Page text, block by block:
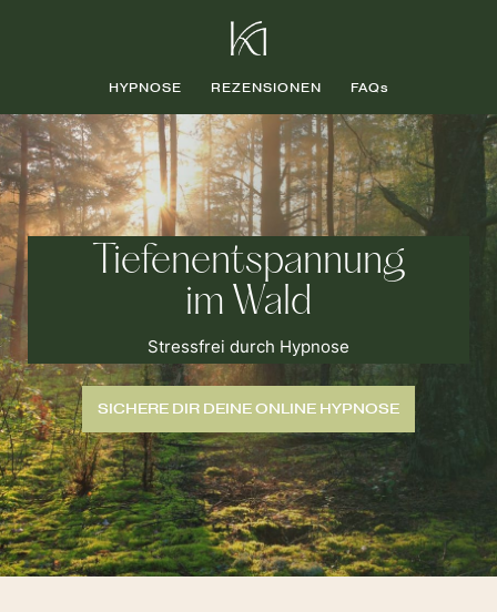
HYPNOSE REZENSIONEN FAQs
Tiefenentspannung
im Wald
Stressfrei durch Hypnose
SICHERE DIR DEINE ONLINE HYPNOSE